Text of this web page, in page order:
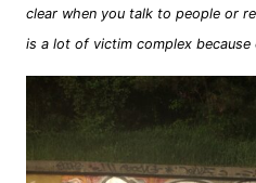
clear when you talk to people or
is a lot of victim complex